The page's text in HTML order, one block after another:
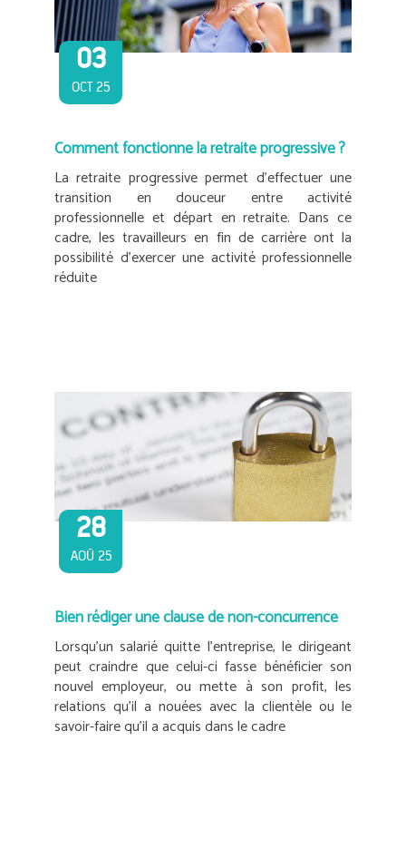
03
OCT 25
Comment fonctionne la retraite progressive ?
La retraite progressive permet d’effectuer une
transition en douceur entre activité
professionnelle et départ en retraite. Dans ce
cadre, les travailleurs en fin de carrière ont la
possibilité d’exercer une activité professionnelle
réduite
28
AOÛ 25
Bien rédiger une clause de non-concurrence
Lorsqu’un salarié quitte l’entreprise, le dirigeant
peut craindre que celui-ci fasse bénéficier son
nouvel employeur, ou mette à son profit, les
relations qu’il a nouées avec la clientèle ou le
savoir-faire qu’il a acquis dans le cadre